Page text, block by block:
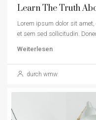
Learn The Truth
Lorem ipsum dolor sit
et sem sed sollicitudin.
Weiterlesen
durch wmw